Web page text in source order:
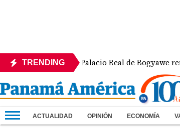
TRENDINGPalacio Real de Bogyawe rendirá
ACTUALIDAD OPINIÓN ECONOMÍA